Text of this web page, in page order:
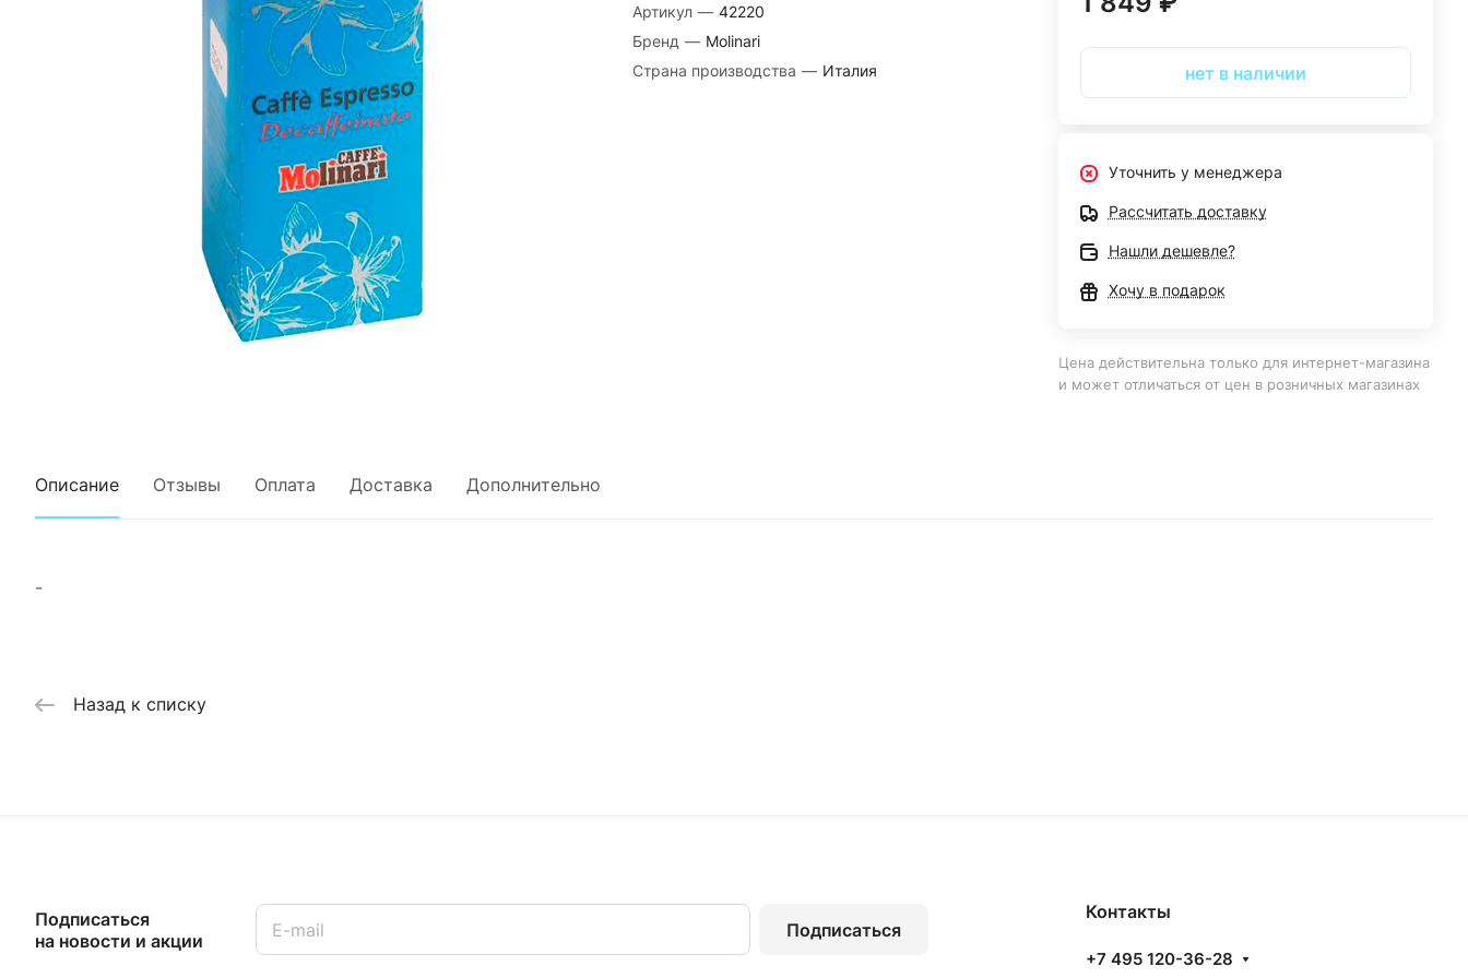
Артикул — 42220
Бренд — Molinari
Страна производства — Италия нет в наличии
Уточнить у менеджера
Рассчитать доставку
Нашли дешевле?
Хочу в подарок
Цена действительна только для интернет-магазина
и может отличаться от цен в розничных магазинах
Описание Отзывы Оплата Доставка Дополнительно
-
Назад к списку
Подписаться
на новости и акции
Подписаться
Контакты
+7 495 120-36-28